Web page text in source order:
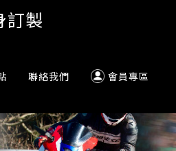
訂製
聯絡我們 會員專區